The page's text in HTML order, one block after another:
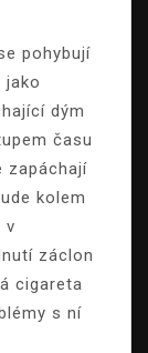
pohybují
jako
dým
času
zapáchají
kolem
v
záclon
cigareta
s ní